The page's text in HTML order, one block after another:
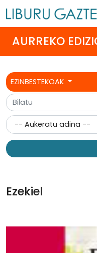
AURREKO
EZINBESTEKOAK
Ezekiel